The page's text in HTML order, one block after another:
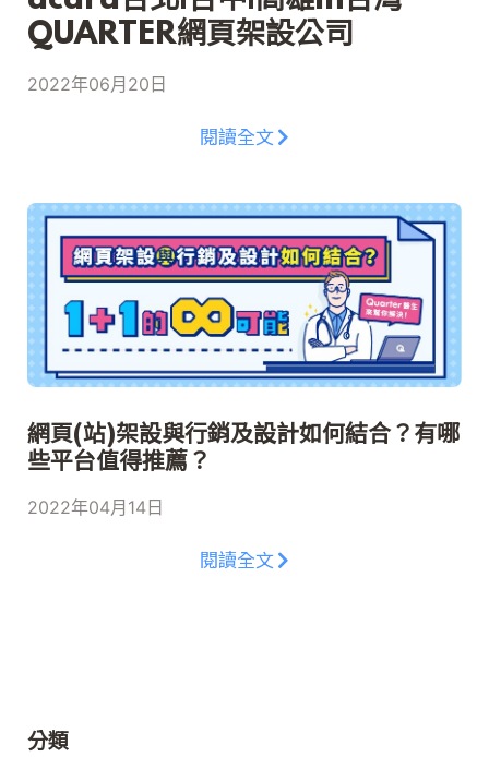
QUARTER網頁架設公司
2022年06月20日
閱讀全文
網頁(站)架設與行銷及設計如何結合？有哪
些平台值得推薦？
2022年04月14日
閱讀全文
分類